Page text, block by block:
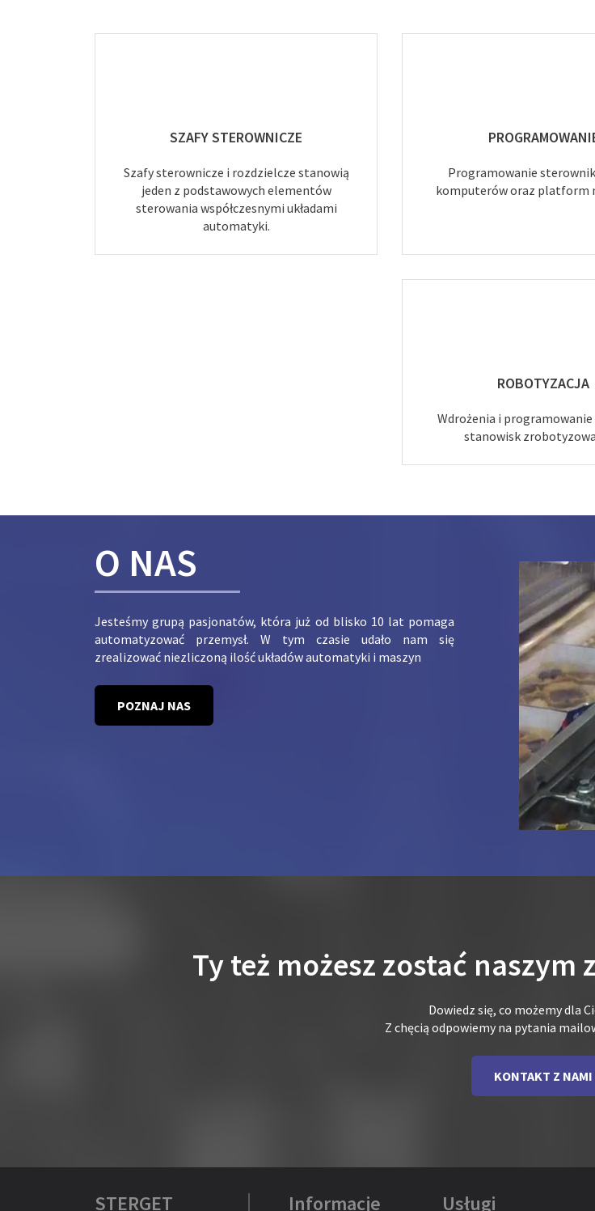
SZAFY STEROWNICZE
Szafy sterownicze i rozdzielcze stanowią
jeden z podstawowych elementów
sterowania współczesnymi układami
automatyki.
Programowanie
komputerów oraz platform
ROBOTYZACJA
Wdrożenia i
stanowisk
O NAS
Jesteśmy grupą pasjonatów, która już od blisko 10 lat pomaga
automatyzować przemysł. W tym czasie udało nam się
zrealizować niezliczoną ilość układów automatyki i maszyn
POZNAJ NAS
Ty też możesz zostać
Dowiedz się, co możemy dla
Z chęcią odpowiemy na pytania
KONTAKT Z NAMI
STERGET Informacje Usługi